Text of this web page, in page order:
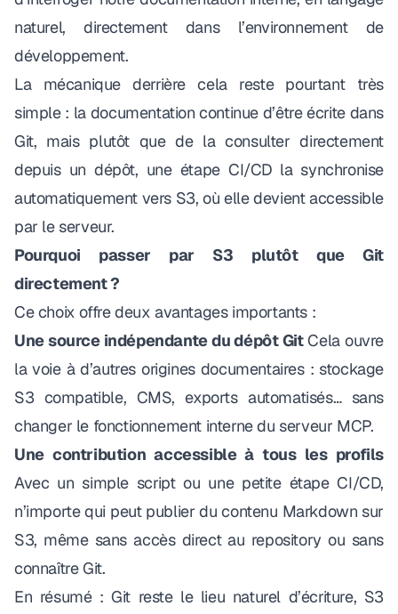
naturel, directement dans l’environnement de
développement.
La mécanique derrière cela reste pourtant très
simple : la documentation continue d’être écrite dans
Git, mais plutôt que de la consulter directement
depuis un dépôt, une étape CI/CD la synchronise
automatiquement vers S3, où elle devient accessible
par le serveur.
Pourquoi passer par S3 plutôt que Git
directement ?
Ce choix offre deux avantages importants :
Une source indépendante du dépôt GitCela ouvre
la voie à d’autres origines documentaires : stockage
S3 compatible, CMS, exports automatisés… sans
changer le fonctionnement interne du serveur MCP.
Une contribution accessible à tous les profils
Avec un simple script ou une petite étape CI/CD,
n’importe qui peut publier du contenu Markdown sur
S3, même sans accès direct au repository ou sans
connaître Git.
En résumé : Git reste le lieu naturel d’écriture, S3